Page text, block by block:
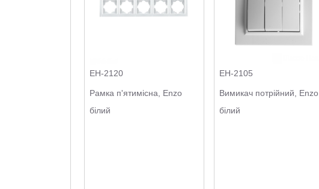
EH-2120
Рамка п'ятимісна, Enzo
білий
EH-2105
Вимикач потрійний, Enzo
білий